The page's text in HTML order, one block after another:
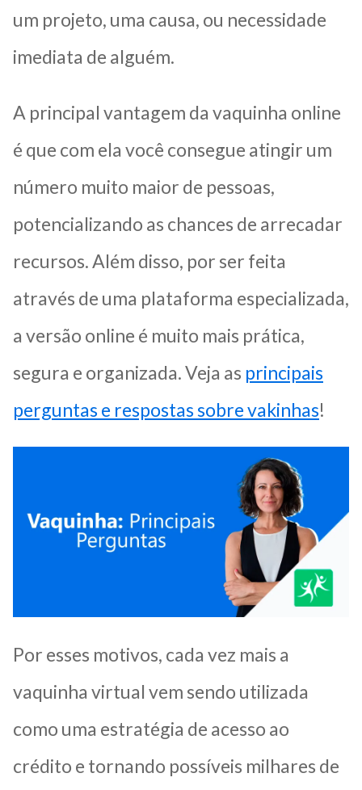
um projeto, uma causa, ou necessidade
imediata de alguém.
A principal vantagem da vaquinha online
é que com ela você consegue atingir um
número muito maior de pessoas,
potencializando as chances de arrecadar
recursos. Além disso, por ser feita
através de uma plataforma especializada,
a versão online é muito mais prática,
segura e organizada. Veja as principais
perguntas e respostas sobre vakinhas!
Por esses motivos, cada vez mais a
vaquinha virtual vem sendo utilizada
como uma estratégia de acesso ao
crédito e tornando possíveis milhares de